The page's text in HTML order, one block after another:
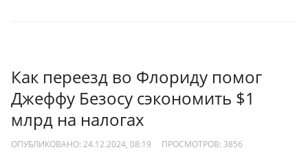
Как переезд во Флориду помог
Джеффу Безосу сэкономить $1
млрд на налогах
ОПУБЛИКОВАНО: 24.12.2024, 08:19 ПРОСМОТРОВ: 3856